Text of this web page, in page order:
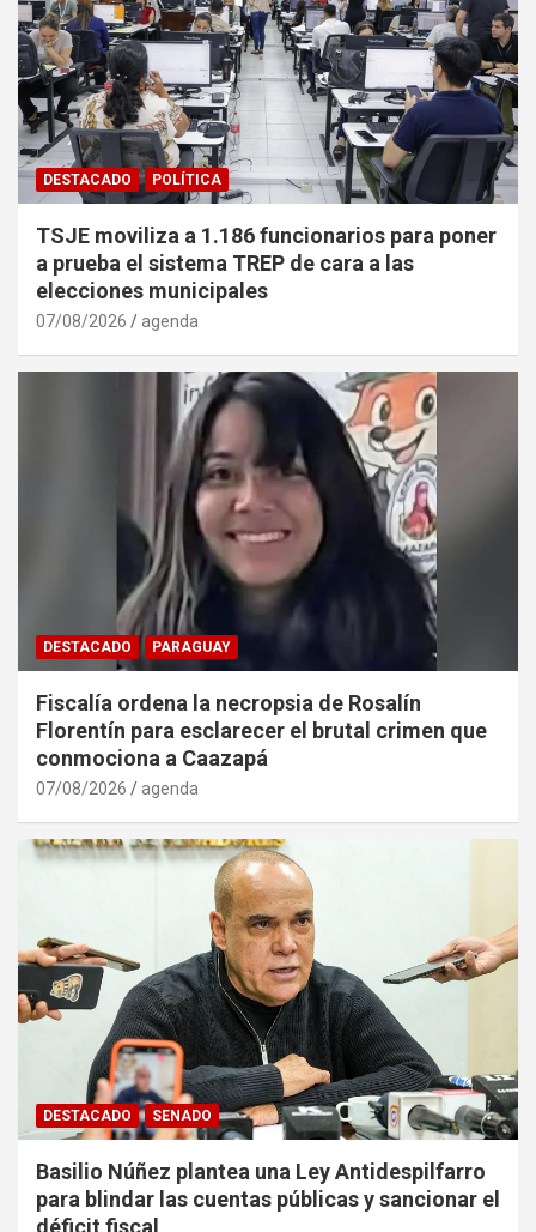
DESTACADO POLÍTICA
TSJE moviliza a 1.186 funcionarios para poner
a prueba el sistema TREP de cara a las
elecciones municipales
07/08/2026 agenda
DESTACADO PARAGUAY
Fiscalía ordena la necropsia de Rosalín
Florentín para esclarecer el brutal crimen que
conmociona a Caazapá
07/08/2026 agenda
DESTACADO SENADO
Basilio Núñez plantea una Ley Antidespilfarro
para blindar las cuentas públicas y sancionar el
déficit fiscal